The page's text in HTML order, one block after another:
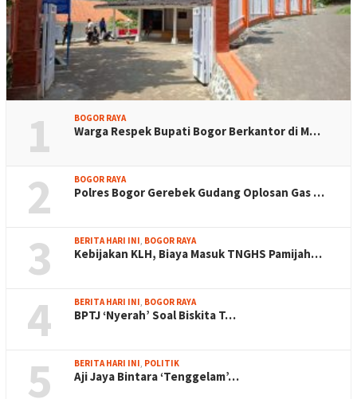
1 BOGOR RAYA
Warga Respek Bupati Bogor Berkantor di M…
2 BOGOR RAYA
Polres Bogor Gerebek Gudang Oplosan Gas …
3 BERITA HARI INI BOGOR RAYA
Kebijakan KLH, Biaya Masuk TNGHS Pamijah…
4 BERITA HARI INI BOGOR RAYA
BPTJ ‘Nyerah’ Soal Biskita T…
5 BERITA HARI INI POLITIK
Aji Jaya Bintara ‘Tenggelam’…